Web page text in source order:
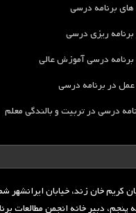
برنامه درسی
ریزی درسی
برنامه درسی آموزش عالی
عمل در برنامه درسی
درسی در تربیت و بالندگی معلم
کریم خان زند، خیابان ایرانشهر